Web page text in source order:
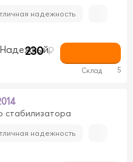
надежность
230 ₽
Склад 5
стабилизатора
надежность